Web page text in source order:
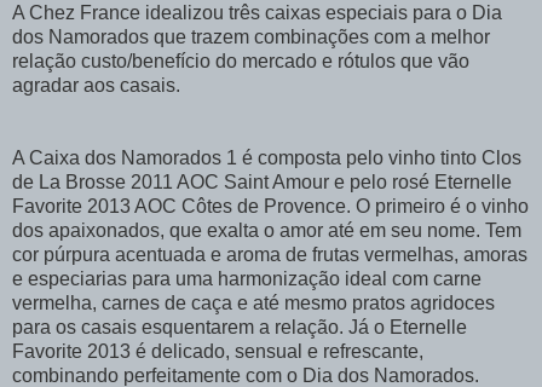
A Chez France idealizou três caixas especiais para o Dia
dos Namorados que trazem combinações com a melhor
relação custo/benefício do mercado e rótulos que vão
agradar aos casais.
A Caixa dos Namorados 1 é composta pelo vinho tinto Clos
de La Brosse 2011 AOC Saint Amour e pelo rosé Eternelle
Favorite 2013 AOC Côtes de Provence. O primeiro é o vinho
dos apaixonados, que exalta o amor até em seu nome. Tem
cor púrpura acentuada e aroma de frutas vermelhas, amoras
e especiarias para uma harmonização ideal com carne
vermelha, carnes de caça e até mesmo pratos agridoces
para os casais esquentarem a relação. Já o Eternelle
Favorite 2013 é delicado, sensual e refrescante,
combinando perfeitamente com o Dia dos Namorados.